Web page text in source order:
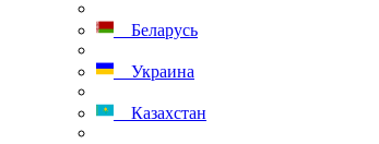
Беларусь
Украина
Казахстан